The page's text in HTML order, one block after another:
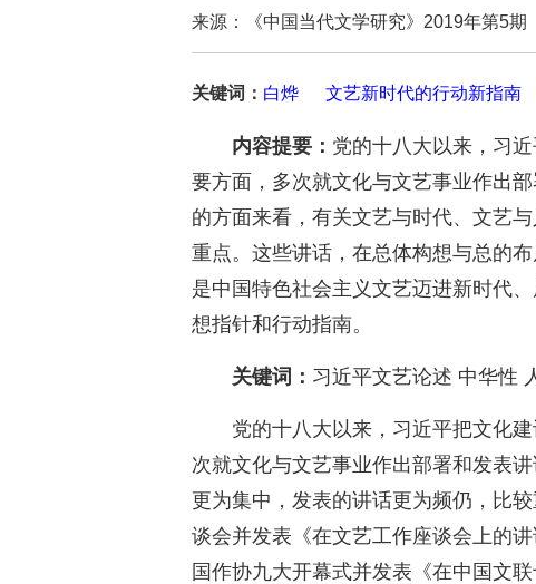
来源：《中国当代文学研究》2019年
关键词： 白烨 文艺新时代的行动新指南
内容提要： 党的十八大以来，习
要方面，多次就文化与文艺事业作出
的方面来看，有关文艺与时代、文艺
重点。这些讲话，在总体构想与总的
是中国特色社会主义文艺迈进新时代
想指针和行动指南。
关键词： 习近平文艺论述 中华性
党的十八大以来，习近平把文化
次就文化与文艺事业作出部署和发表
更为集中，发表的讲话更为频仍，比
谈会并发表《在文艺工作座谈会上的
国作协九大开幕式并发表《在中国文